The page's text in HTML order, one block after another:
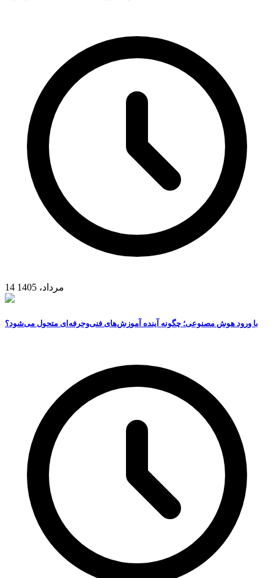
14 مرداد، 1405
با ورود هوش مصنوعی؛ چگونه آینده آموزش‌های فنی‌وحرفه‌ای متحول می‌شود؟